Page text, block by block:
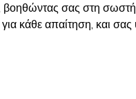
σας στη
κάθε απαίτηση, και